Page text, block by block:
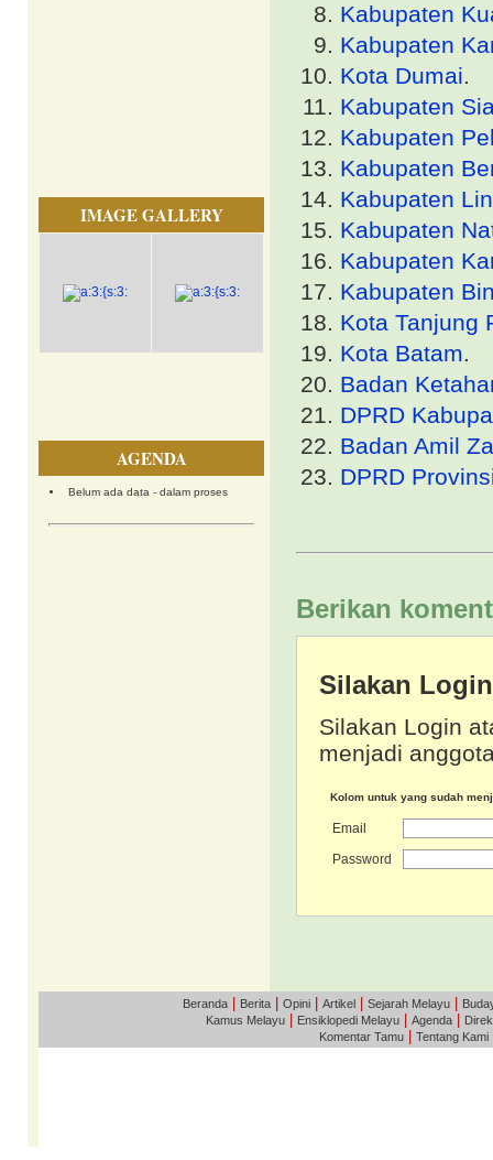
IMAGE GALLERY
AGENDA
Belum ada data - dalam proses
Kabupaten
Kabupaten
Kota Dumai.
Kabupaten
Kabupaten
Kabupaten
Kabupaten
Kabupaten
Kabupaten
Kabupaten
Kota Tanjung
Kota Batam.
Badan
DPRD
Badan Amil
DPRD
Berikan
Silakan
Silakan Login
menjadi
Kolom untuk yang sudah
Email
Password
Beranda Berita Opini Artikel Sejarah Melayu
Kamus Melayu
Ensiklopedi Melayu Agenda
Komentar Tamu
Tentang Kami